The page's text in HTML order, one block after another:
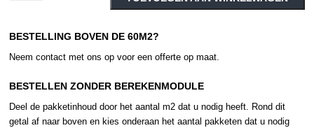
aantal
BESTELLING BOVEN DE 60M2?
Neem contact met ons op voor een offerte op maat.
BESTELLEN ZONDER BEREKENMODULE
Deel de pakketinhoud door het aantal m2 dat u nodig heeft. Rond dit
getal af naar boven en kies onderaan het aantal pakketen dat u nodig